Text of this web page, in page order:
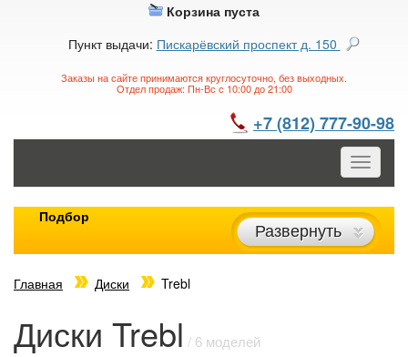
Корзина пуста
Пункт выдачи: Пискарёвский проспект д. 150
Заказы на сайте принимаются круглосуточно, без выходных.
Отдел продаж: Пн-Вс с 10:00 до 21:00
+7 (812) 777-90-98
Toggle
Подбор
Развернуть
Главная Диски Trebl
Диски Trebl / 6 моделей